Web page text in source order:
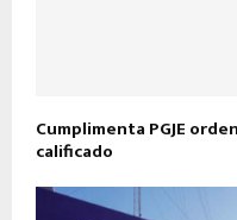
Cumplimenta PGJE
calificado